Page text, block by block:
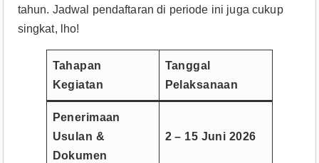
tahun. Jadwal pendaftaran di periode ini juga cukup
singkat, lho!
Tahapan
Kegiatan
Tanggal
Pelaksanaan
Penerimaan
Usulan &
Dokumen
2 – 15 Juni 2026